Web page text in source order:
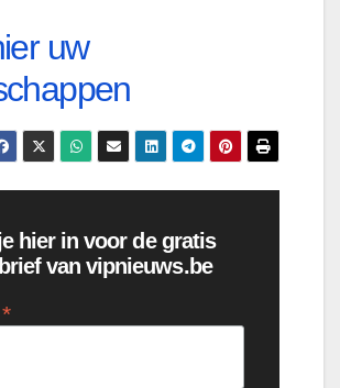
uw
hier in voor de gratis
van vipnieuws.be
*